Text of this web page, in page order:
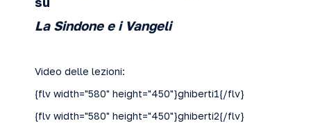
La Sindone e i Vangeli
Video delle lezioni:
{flv width="580" height="450"}ghiberti1{/flv}
{flv width="580" height="450"}ghiberti2{/flv}